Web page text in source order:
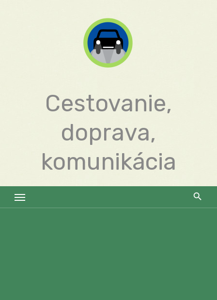
Cestovanie,
doprava,
komunikácia